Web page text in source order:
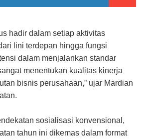
hadir dalam setiap aktivitas
lini terdepan hingga fungsi
dalam menjalankan standar
menentukan kualitas kinerja
bisnis perusahaan,” ujar Mardian
sosialisasi konvensional,
tahun ini dikemas dalam format